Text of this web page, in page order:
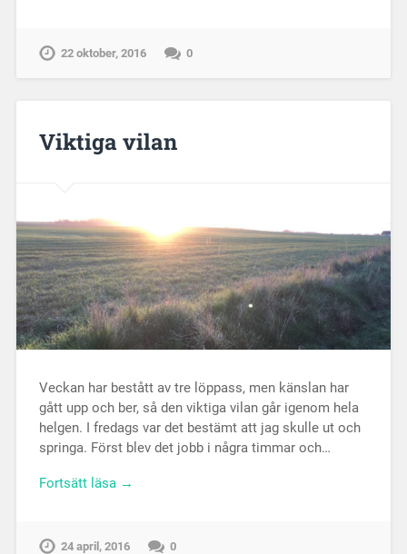
22 oktober, 2016 0
Viktiga vilan
Veckan har bestått av tre löppass, men känslan har
gått upp och ber, så den viktiga vilan går igenom hela
helgen. I fredags var det bestämt att jag skulle ut och
springa. Först blev det jobb i några timmar och…
Fortsätt läsa →
24 april, 2016 0